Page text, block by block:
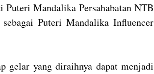
Mandalika Persahabatan NTB
Puteri Mandalika Influencer
gelar yang diraihnya dapat menjadi